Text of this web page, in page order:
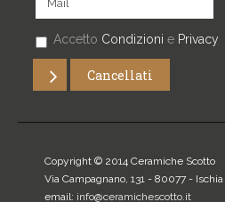
Accetto Condizioni e Privacy
Copyright © 2014 Ceramiche Scotto
Via Campagnano, 131 - 80077 - Ischia
email: info@ceramichescotto.it